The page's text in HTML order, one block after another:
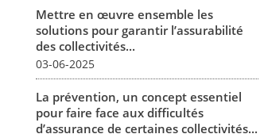
Mettre en œuvre ensemble les
solutions pour garantir l’assurabilité
des collectivités...
03-06-2025
La prévention, un concept essentiel
pour faire face aux difficultés
d’assurance de certaines collectivités...